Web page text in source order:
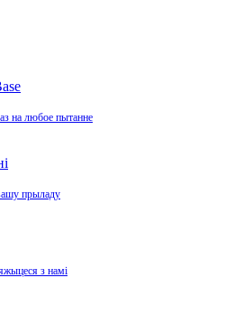
на любое пытанне
прыладу
з намі